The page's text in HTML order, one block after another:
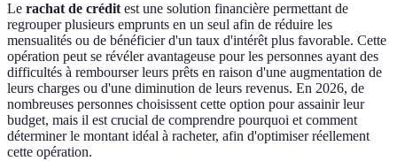
Le rachat de créditest une solution financière permettant de
regrouper plusieurs emprunts en un seul afin de réduire les
mensualités ou de bénéficier d'un taux d'intérêt plus favorable. Cette
opération peut se révéler avantageuse pour les personnes ayant des
difficultés à rembourser leurs prêts en raison d'une augmentation de
leurs charges ou d'une diminution de leurs revenus. En 2026, de
nombreuses personnes choisissent cette option pour assainir leur
budget, mais il est crucial de comprendre pourquoi et comment
déterminer le montant idéal à racheter, afin d'optimiser réellement
cette opération.